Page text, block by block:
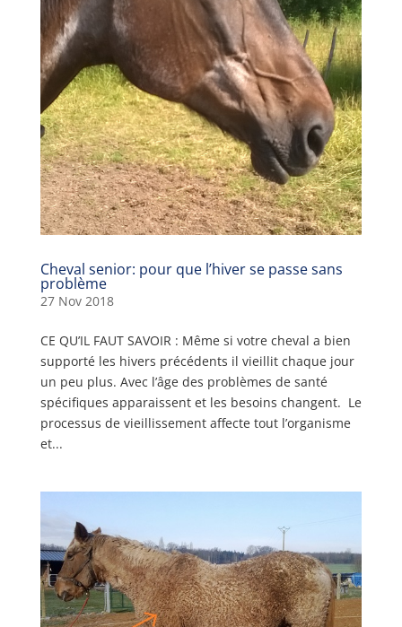
Cheval senior: pour que l’hiver se passe sans
problème
27 Nov 2018
CE QU’IL FAUT SAVOIR : Même si votre cheval a bien
supporté les hivers précédents il vieillit chaque jour
un peu plus. Avec l’âge des problèmes de santé
spécifiques apparaissent et les besoins changent. Le
processus de vieillissement affecte tout l’organisme
et...